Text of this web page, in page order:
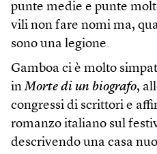
punte medie e punte
vili non fare nomi ma,
sono una legione.
Gamboa ci è molto
inMorte di un biografo,
congressi di scrittori e
romanzo italiano sul
descrivendo una casa